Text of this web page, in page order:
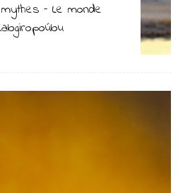
– Le monde